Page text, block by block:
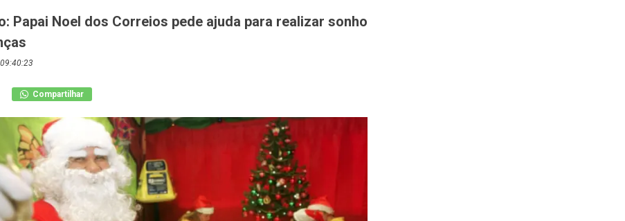
Papai Noel dos Correios pede ajuda para realizar sonho
Compartilhar